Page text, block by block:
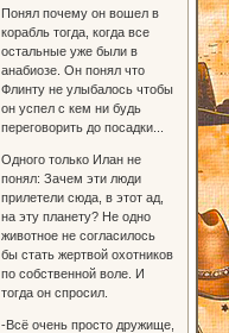
Понял почему он вошел в
корабль тогда, когда все
остальные уже были в
анабиозе. Он понял что
Флинту не улыбалось чтобы
он успел с кем ни будь
переговорить до посадки...
Одного только Илан не
понял: Зачем эти люди
прилетели сюда, в этот ад,
на эту планету? Не одно
животное не согласилось
бы стать жертвой охотников
по собственной воле. И
тогда он спросил.
-Всё очень просто дружище,